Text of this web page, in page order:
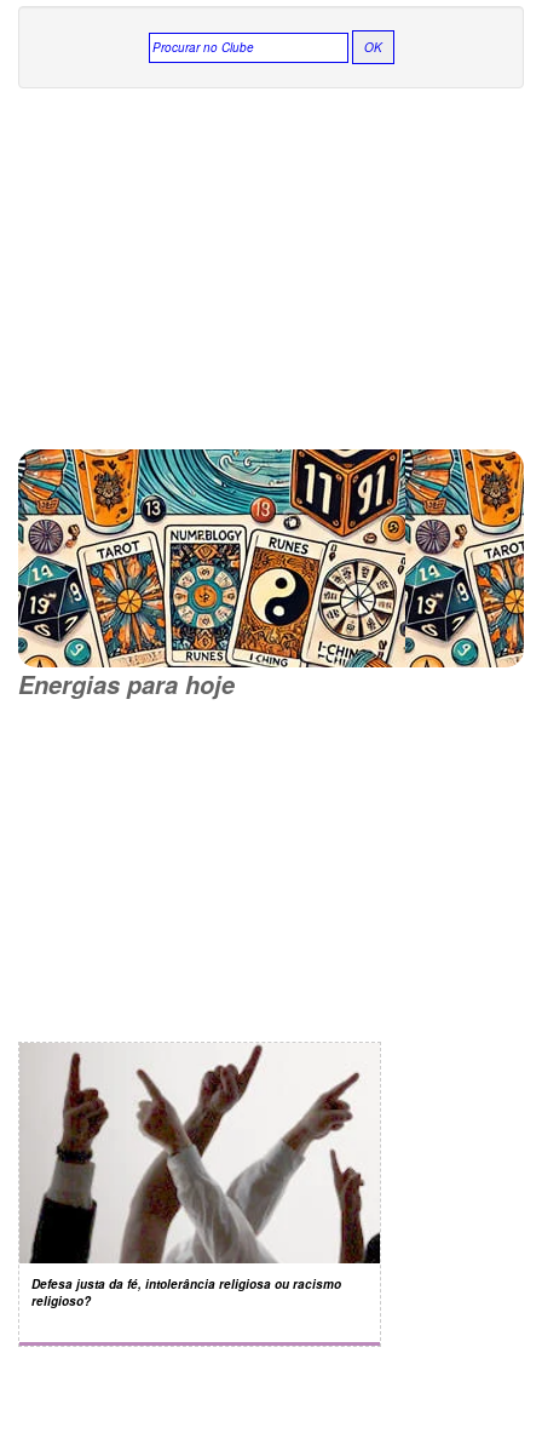
Energias para hoje
Defesa justa da fé, intolerância religiosa ou racismo
religioso?